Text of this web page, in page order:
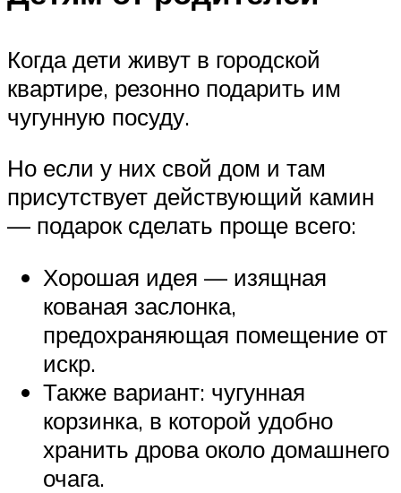
Когда дети живут в городской
квартире, резонно подарить им
чугунную посуду.
Но если у них свой дом и там
присутствует действующий камин
— подарок сделать проще всего:
Хорошая идея — изящная
кованая заслонка,
предохраняющая помещение от
искр.
Также вариант: чугунная
корзинка, в которой удобно
хранить дрова около домашнего
очага.